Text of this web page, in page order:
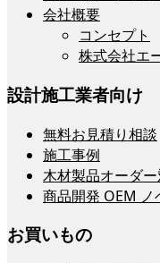
会社概要
コンセプト
株式会社エ
設計施工業者向け
無料お見積り相談
施工事例
木材製品オーダ
商品開発 OEM ノ
お買いもの